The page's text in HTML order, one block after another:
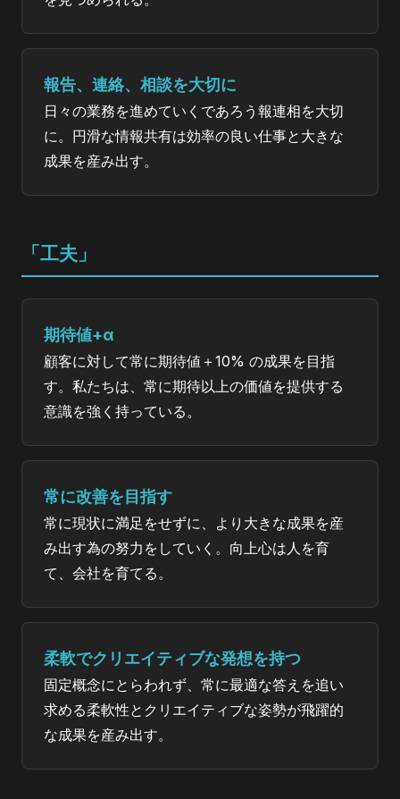
報告、連絡、相談を大切に
日々の業務を進めていくであろう報連相を大切
に。円滑な情報共有は効率の良い仕事と大きな
成果を産み出す。
「工夫」
期待値+α
顧客に対して常に期待値＋10% の成果を目指
す。私たちは、常に期待以上の価値を提供する
意識を強く持っている。
常に改善を目指す
常に現状に満足をせずに、より大きな成果を産
み出す為の努力をしていく。向上心は人を育
て、会社を育てる。
柔軟でクリエイティブな発想を持つ
固定概念にとらわれず、常に最適な答えを追い
求める柔軟性とクリエイティブな姿勢が飛躍的
な成果を産み出す。